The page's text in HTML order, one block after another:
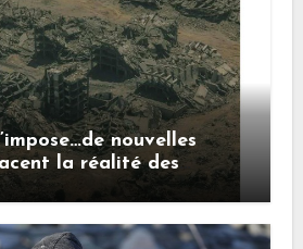
nouvelles
la réalité des
à Gaza